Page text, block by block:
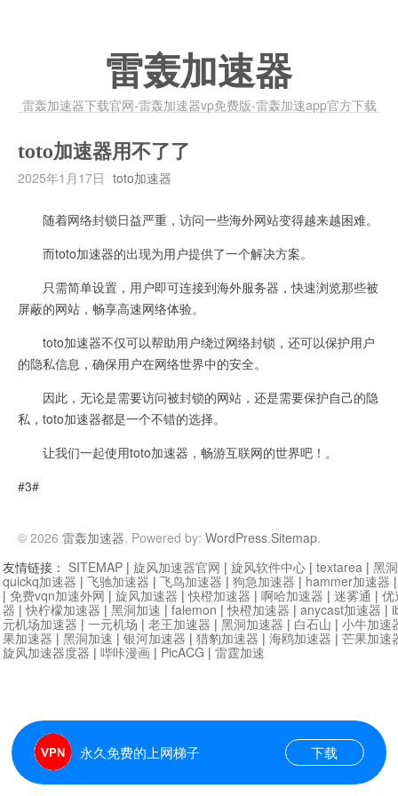
雷轰加速器
雷轰加速器下载官网-雷轰加速器vp免费版-雷轰加速app官方下载
toto加速器用不了了
2025年1月17日 toto加速器
随着网络封锁日益严重，访问一些海外网站变得越来越困难。
而toto加速器的出现为用户提供了一个解决方案。
只需简单设置，用户即可连接到海外服务器，快速浏览那些被
屏蔽的网站，畅享高速网络体验。
toto加速器不仅可以帮助用户绕过网络封锁，还可以保护用户
的隐私信息，确保用户在网络世界中的安全。
因此，无论是需要访问被封锁的网站，还是需要保护自己的隐
私，toto加速器都是一个不错的选择。
让我们一起使用toto加速器，畅游互联网的世界吧！。
#3#
© 2026 雷轰加速器. Powered by: WordPress.Sitemap.
永久免费的上网梯子 下载
友情链接： SITEMAP | 旋风加速器官网 | 旋风软件中心 | textarea | 黑
quickq加速器 | 飞驰加速器 | 飞鸟加速器 | 狗急加速器 | hammer加速器
| 免费vqn加速外网 | 旋风加速器 |快橙加速器 | 啊哈加速器 | 迷雾通 | 优
器 |快柠檬加速器 | 黑洞加速 | falemon |快橙加速器 | anycast加速器 |
元机场加速器 | 一元机场 | 老王加速器 | 黑洞加速器 | 白石山 | 小牛加速
果加速器 | 黑洞加速 | 银河加速器 | 猎豹加速器 | 海鸥加速器 | 芒果加速
旋风加速器度器 | 哔咔漫画 | PicACG | 雷霆加速